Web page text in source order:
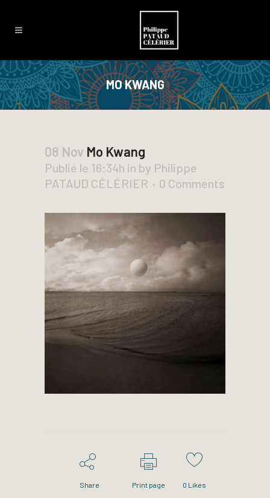
MO KWANG
08 Nov Mo Kwang
Publié le 16:34h in by Philippe
PATAUD CÉLÉRIER
0 Comments
Share Print page 0 Likes